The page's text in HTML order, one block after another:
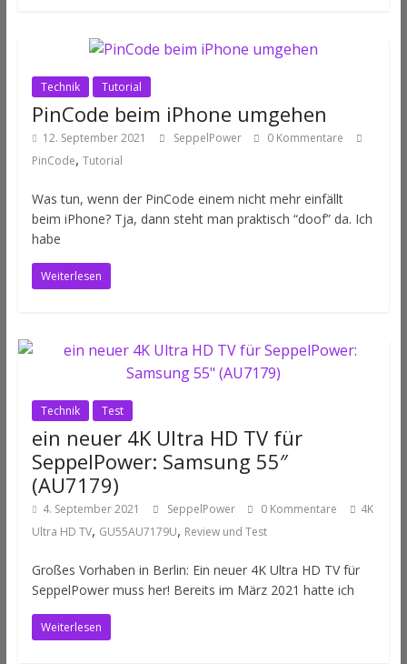
Technik Tutorial
PinCode beim iPhone umgehen
12. September 2021 SeppelPower
0 Kommentare
PinCode, Tutorial
Was tun, wenn der PinCode einem nicht mehr einfällt
beim iPhone? Tja, dann steht man praktisch “doof” da. Ich
habe
Weiterlesen
Technik Test
ein neuer 4K Ultra HD TV für
SeppelPower: Samsung 55″
(AU7179)
4. September 2021 SeppelPower 0 Kommentare
4K
Ultra HD TV, GU55AU7179U, Review und Test
Großes Vorhaben in Berlin: Ein neuer 4K Ultra HD TV für
SeppelPower muss her! Bereits im März 2021 hatte ich
Weiterlesen